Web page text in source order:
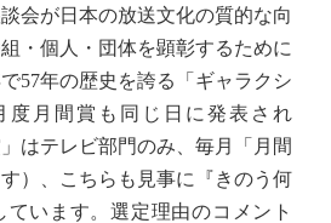
会が日本の放送文化の質的な向
・個人・団体を顕彰するために
57年の歴史を誇る「ギャラクシ
度月間賞も同じ日に発表され
はテレビ部門のみ、毎月「月間
）、こちらも見事に『きのう何
います。選定理由のコメント